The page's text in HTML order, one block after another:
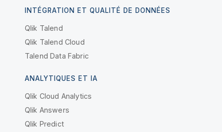
INTÉGRATION ET QUALITÉ DE DONNÉES
Qlik Talend
Qlik Talend Cloud
Talend Data Fabric
ANALYTIQUES ET IA
Qlik Cloud Analytics
Qlik Answers
Qlik Predict